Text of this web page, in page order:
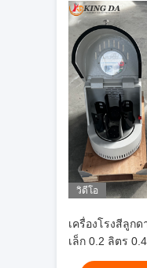
วิดีโอ
เครื่องโรงสีลูก
เล็ก 0.2 ลิตร
ผงนาโนการวิ